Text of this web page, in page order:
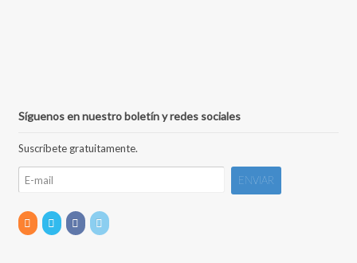
Síguenos en nuestro boletín y redes sociales
Suscríbete gratuitamente.